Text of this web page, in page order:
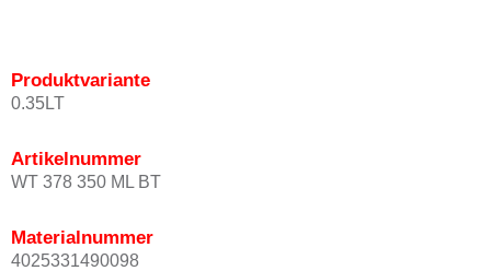
Produktvariante
0.35LT
Artikelnummer
WT 378 350 ML BT
Materialnummer
4025331490098